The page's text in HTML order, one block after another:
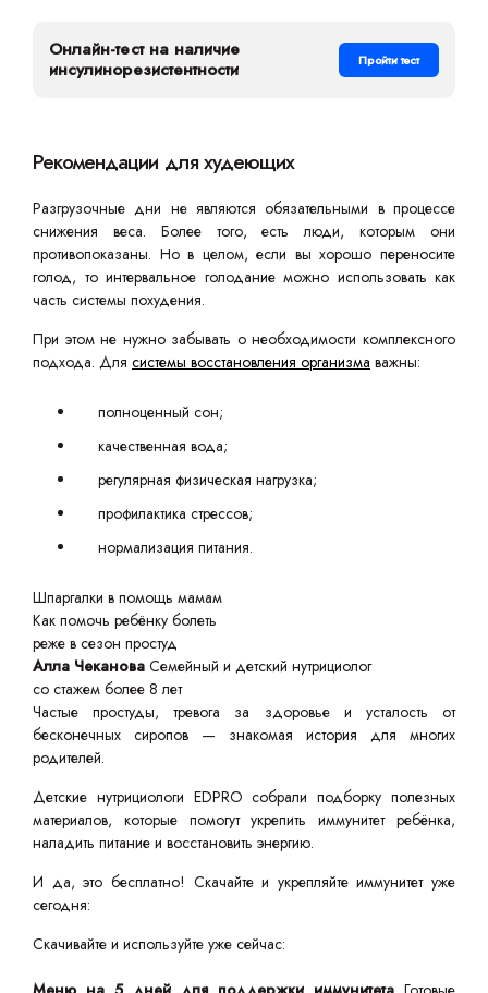
Онлайн-тест на наличие
инсулинорезистентности
Пройти тест
Рекомендации для худеющих
Разгрузочные дни не являются обязательными в процессе
снижения веса. Более того, есть люди, которым они
противопоказаны. Но в целом, если вы хорошо переносите
голод, то интервальное голодание можно использовать как
часть системы похудения.
При этом не нужно забывать о необходимости комплексного
подхода. Для системы восстановления организма важны:
полноценный сон;
качественная вода;
регулярная физическая нагрузка;
профилактика стрессов;
нормализация питания.
Шпаргалки в помощь мамам
Как помочь ребёнку болеть
реже в сезон простуд
Алла Чеканова Семейный и детский нутрициолог
со стажем более 8 лет
Частые простуды, тревога за здоровье и усталость от
бесконечных сиропов — знакомая история для многих
родителей.
Детские нутрициологи EDPRO собрали подборку полезных
материалов, которые помогут укрепить иммунитет ребёнка,
наладить питание и восстановить энергию.
И да, это бесплатно! Скачайте и укрепляйте иммунитет уже
сегодня:
Скачивайте и используйте уже сейчас: